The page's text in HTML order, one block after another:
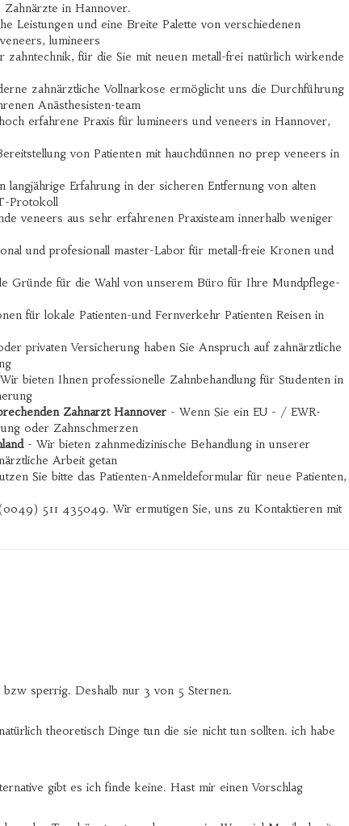
Zahnärzte in Hannover.
Leistungen und eine Breite Palette von verschiedenen
lumineers
für die Sie mit neuen metall-frei natürlich wirkende
zahnärztliche Vollnarkose ermöglicht uns die Durchführung
Anästhesisten-team
erfahrene Praxis für lumineers und veneers in Hannover,
von Patienten mit hauchdünnen no prep veneers in
langjährige Erfahrung in der sicheren Entfernung von alten
Protokoll
veneers aus sehr erfahrenen Praxisteam innerhalb weniger
und profesionall master-Labor für metall-freie Kronen und
Gründe für die Wahl von unserem Büro für Ihre Mundpflege-
für lokale Patienten-und Fernverkehr Patienten Reisen in
privaten Versicherung haben Sie Anspruch auf zahnärztliche
bieten Ihnen professionelle Zahnbehandlung für Studenten in
Zahnarzt Hannover - Wenn Sie ein EU - / EWR-
oder Zahnschmerzen
- Wir bieten zahnmedizinische Behandlung in unserer
Arbeit getan
Sie bitte das Patienten-Anmeldeformular für neue Patienten,
511 435049. Wir ermutigen Sie, uns zu Kontaktieren mit
sperrig. Deshalb nur 3 von 5 Sternen.
theoretisch Dinge tun die sie nicht tun sollten. ich habe
gibt es ich finde keine. Hast mir einen Vorschlag